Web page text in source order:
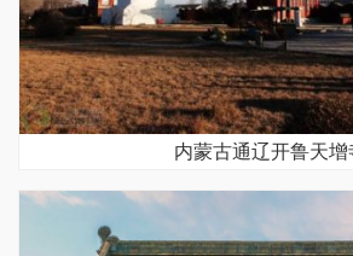
内蒙古通辽开鲁天增